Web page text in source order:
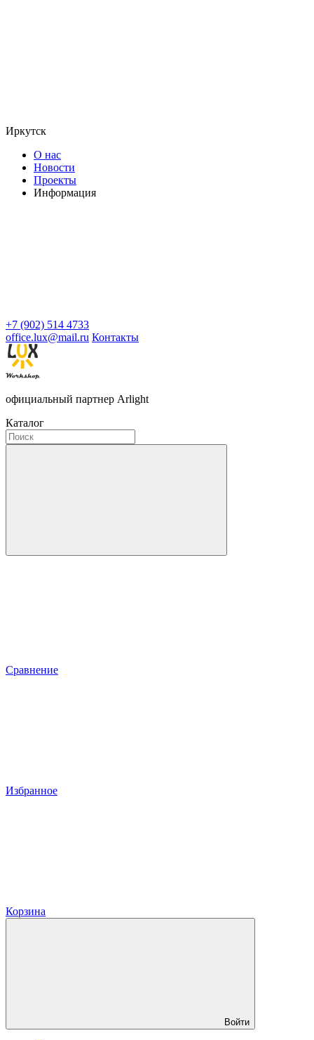
Иркутск
О нас
Новости
Проекты
Информация
+7 (902) 514 4733
office.lux@mail.ru Контакты
официальный партнер Arlight
Каталог
Сравнение
Избранное
Корзина
Войти